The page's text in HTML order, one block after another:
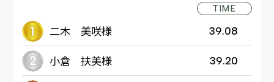
TIME
二木 美咲様 39.08
小倉 扶美様 39.20